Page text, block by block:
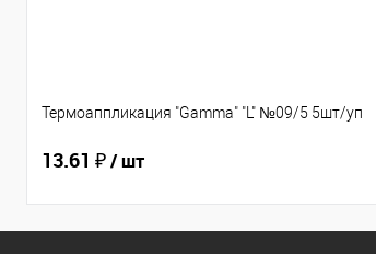
Термоаппликация "Gamma" "L" №09/5 5шт/уп
13.61 ₽/ шт